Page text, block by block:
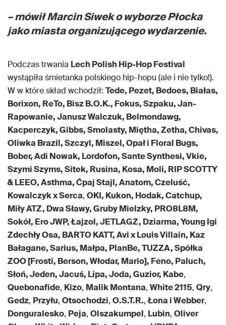
– mówił Marcin Siwek o wyborze Płocka
jako miasta organizującego wydarzenie.
Podczas trwania Lech Polish Hip-Hop Festival
wystąpiła śmietanka polskiego hip-hopu (ale i nie tylko!).
W w które skład wchodził: Tede, Pezet, Bedoes, Białas,
Borixon, ReTo, Bisz B.O.K., Fokus, Szpaku, Jan-
Rapowanie, Janusz Walczuk, Belmondawg,
Kacperczyk, Gibbs, Smolasty, Miętha, Zetha, Chivas,
Oliwka Brazil, Szczyl, Miszel, Opał i Floral Bugs,
Bober, Adi Nowak, Lordofon, Sante Synthesi, Vkie,
Szymi Szyms, Sitek, Rusina, Kosa, Moli, RIP SCOTTY
& LEEO, Asthma, Ćpaj Stajl, Anatom, Czeluść,
Kowalczyk x Serca, OKI, Kukon, Hodak, Catchup,
Miły ATZ, Dwa Sławy, Gruby Mielzky, PRO8L8M,
Sokół, Ero JWP, Łajzol, JETLAGZ, Dziarma, Young Igi
Zdechły Osa, BARTO KATT, Avi x Louis Villain, Kaz
Bałagane, Sarius, Małpa, PlanBe, TUZZA, Spółka
ZOO [Frosti, Berson, Włodar, Mario], Feno, Paluch,
Słoń, Jeden, Jacuś, Lipa, Joda, Guzior, Kabe,
Quebonafide, Kizo, Malik Montana, White 2115, Qry,
Gedz, Przyłu, Otsochodzi, O.S.T.R.,Łona i Webber,
Donguralesko, Peja, Olszakumpel, Lubin, Oliver